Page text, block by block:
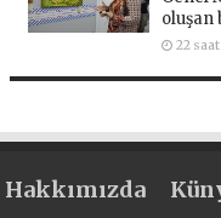
oluşan
22
Hakkımızda